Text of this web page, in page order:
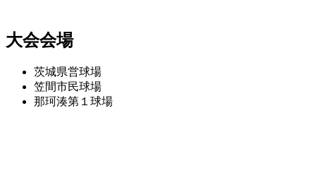
大会会場
茨城県営球場
笠間市民球場
那珂湊第１球場